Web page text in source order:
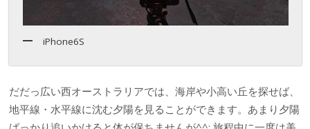
iPhone6S
だだっ広い西オーストラリアでは、海岸や小高い丘を探せば、
地平線・水平線に沈む夕陽を見ることができます。あまり夕陽